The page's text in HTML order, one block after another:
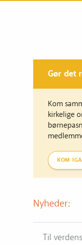
Gør det
Kom
kirkelige
KOM
Nyheder:
Til